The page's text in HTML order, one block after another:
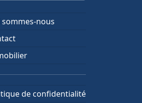
nous
de confidentialité